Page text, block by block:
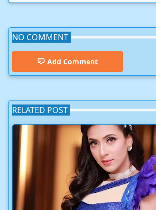
NO COMMENT
Add Comment
RELATED POST